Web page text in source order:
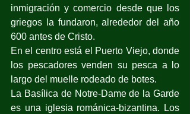
inmigración y comercio desde que los
griegos la fundaron, alrededor del año
600 antes de Cristo.
En el centro está el Puerto Viejo, donde
los pescadores venden su pesca a lo
largo del muelle rodeado de botes.
La Basílica de Notre-Dame de la Garde
es una iglesia románica-bizantina. Los